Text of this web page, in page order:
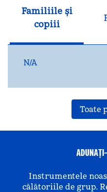
Familiile și
copiii
N/A
Toate
Instrumentele
călătoriile de grup.